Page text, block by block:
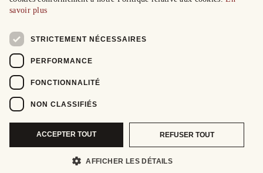
savoir plus
STRICTEMENT NÉCESSAIRES
PERFORMANCE
FONCTIONNALITÉ
NON CLASSIFIÉS
ACCEPTER TOUT REFUSER TOUT
AFFICHER LES DÉTAILS